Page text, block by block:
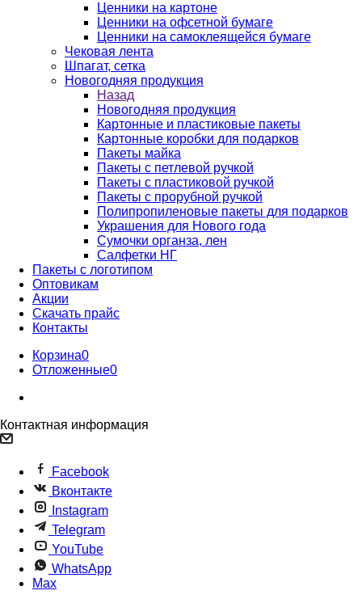
Ценники на картоне
Ценники на офсетной бумаге
Ценники на самоклеящейся бумаге
Чековая лента
Шпагат, сетка
Новогодняя продукция
Назад
Новогодняя продукция
Картонные и пластиковые пакеты
Картонные коробки для подарков
Пакеты майка
Пакеты с петлевой ручкой
Пакеты с пластиковой ручкой
Пакеты с прорубной ручкой
Полипропиленовые пакеты для подарков
Украшения для Нового года
Сумочки органза, лен
Салфетки НГ
Пакеты с логотипом
Оптовикам
Акции
Скачать прайс
Контакты
Корзина0
Отложенные0
Контактная информация
Facebook
Вконтакте
Instagram
Telegram
YouTube
WhatsApp
Max